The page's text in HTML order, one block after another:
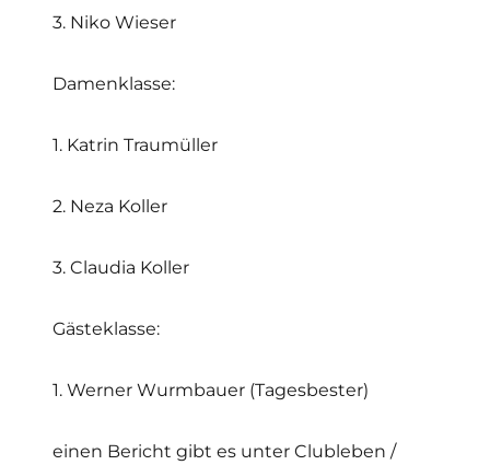
3. Niko Wieser
Damenklasse:
1. Katrin Traumüller
2. Neza Koller
3. Claudia Koller
Gästeklasse:
1. Werner Wurmbauer (Tagesbester)
einen Bericht gibt es unter Clubleben /